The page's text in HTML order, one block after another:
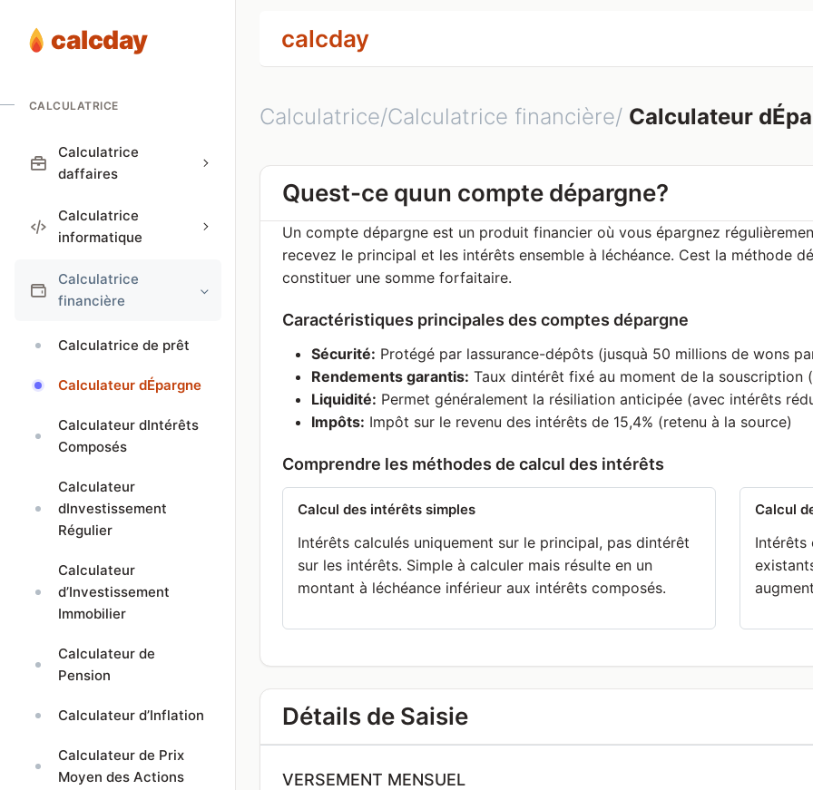
calcday
CALCULATRICE
Calculatrice
daffaires
Calculatrice
informatique
Calculatrice
financière
Calculatrice de prêt
Calculateur dÉpargne
Calculateur dIntérêts
Composés
Calculateur
dInvestissement
Régulier
Calculateur
d’Investissement
Immobilier
Calculateur de
Pension
Calculateur d’Inflation
Calculateur de Prix
Moyen des Actions
calcday
Calculatrice/Calculatrice financière/ Calculateur
Quest-ce quun compte dépargne?
Un compte dépargne est un produit financier où vous épargnez
recevez le principal et les intérêts ensemble à léchéance. Cest la méthode
constituer une somme forfaitaire.
Caractéristiques principales des comptes dépargne
Sécurité: Protégé par lassurance-dépôts (jusquà 50 millions de wons
Rendements garantis: Taux dintérêt fixé au moment de la souscription
Liquidité: Permet généralement la résiliation anticipée (avec intérêts
Impôts: Impôt sur le revenu des intérêts de 15,4% (retenu à la source)
Comprendre les méthodes de calcul des intérêts
Calcul des intérêts simples
Intérêts calculés uniquement sur le principal, pas dintérêt
sur les intérêts. Simple à calculer mais résulte en un
montant à léchéance inférieur aux intérêts composés.
Calcul
Intérêts
Détails de Saisie
VERSEMENT MENSUEL